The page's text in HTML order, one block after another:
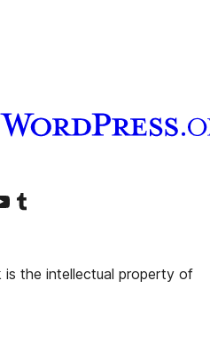
যান আমাদের টাম্বলার অ্যাকাউন্ট দেখুন
is the intellectual property of